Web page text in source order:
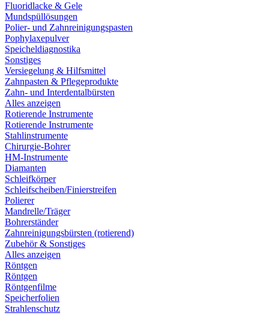
Fluoridlacke & Gele
Mundspüllösungen
Polier- und Zahnreinigungspasten
Pophylaxepulver
Speicheldiagnostika
Sonstiges
Versiegelung & Hilfsmittel
Zahnpasten & Pflegeprodukte
Zahn- und Interdentalbürsten
Alles anzeigen
Rotierende Instrumente
Rotierende Instrumente
Stahlinstrumente
Chirurgie-Bohrer
HM-Instrumente
Diamanten
Schleifkörper
Schleifscheiben/Finierstreifen
Polierer
Mandrelle/Träger
Bohrerständer
Zahnreinigungsbürsten (rotierend)
Zubehör & Sonstiges
Alles anzeigen
Röntgen
Röntgen
Röntgenfilme
Speicherfolien
Strahlenschutz